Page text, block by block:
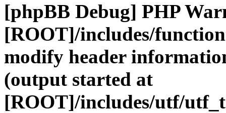
[phpBB Debug] PHP
[ROOT]/includes/
modify header
(output started at
[ROOT]/includes/utf/